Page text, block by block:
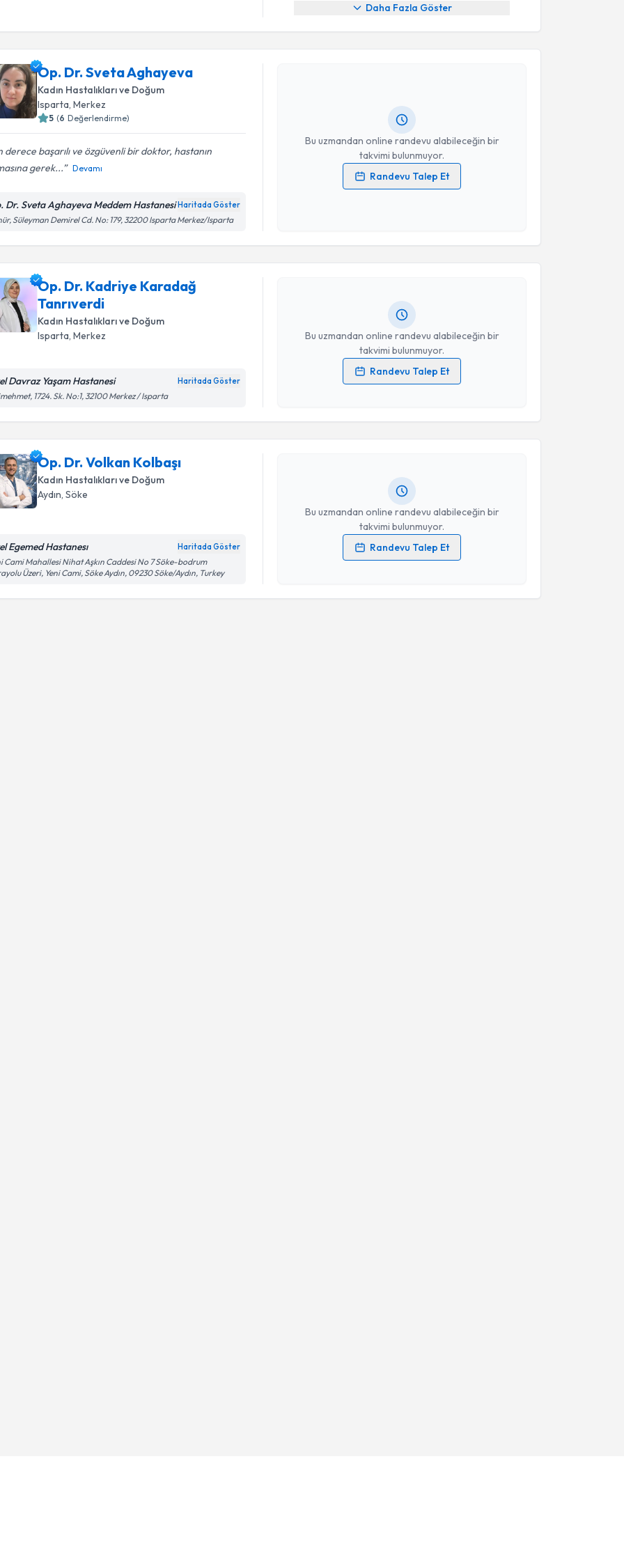
Daha Fazla Göster
Op. Dr. Sveta Aghayeva
Kadın Hastalıkları ve Doğum
Isparta, Merkez
5 (6 Değerlendirme)
derece başarılı ve özgüvenli bir doktor, hastanın
gerek...
Devamı
Dr. Sveta Aghayeva Meddem Hastanesi Haritada Göster
Süleyman Demirel Cd. No: 179, 32200 Isparta Merkez/Isparta
Bu uzmandan online randevu alabileceğin bir
takvimi bulunmuyor.
Randevu Talep Et
Randevu Takvimi Talebi
Op. Dr. Sveta Aghayeva
Kişisel verilerimin işlenmesine ilişkinAydınlatma Metni
Takvim Talebini Gönder
Op. Dr. Kadriye Karadağ
Tanrıverdi
Kadın Hastalıkları ve Doğum
Isparta, Merkez
Davraz Yaşam Hastanesi Haritada Göster
1724. Sk. No:1, 32100 Merkez / Isparta
Bu uzmandan online randevu alabileceğin bir
takvimi bulunmuyor.
Randevu Talep Et
Op. Dr. Kadriye Karadağ Tanrıverdiiçin randevu takvimi
talebi oluşturun. Size bu uzmandan randevu almanız için bir
Kişisel verilerimin işlenmesine ilişkinAydınlatma Metni
Op. Dr. Volkan Kolbaşı
Kadın Hastalıkları ve Doğum
Aydın, Söke
Egemed Hastanesı Haritada Göster
Cami Mahallesi Nihat Aşkın Caddesi No 7 Söke-bodrum
Üzeri, Yeni Cami, Söke Aydın, 09230 Söke/Aydın, Turkey
Bu uzmandan online randevu alabileceğin bir
takvimi bulunmuyor.
Randevu Talep Et
Op. Dr. Volkan Kolbaşıiçin randevu takvimi talebi oluşturun.
Size bu uzmandan randevu almanız için bir takvim
Kişisel verilerimin işlenmesine ilişkinAydınlatma Metni